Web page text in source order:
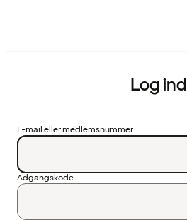
Log ind
E-mail eller medlemsnummer
Adgangskode